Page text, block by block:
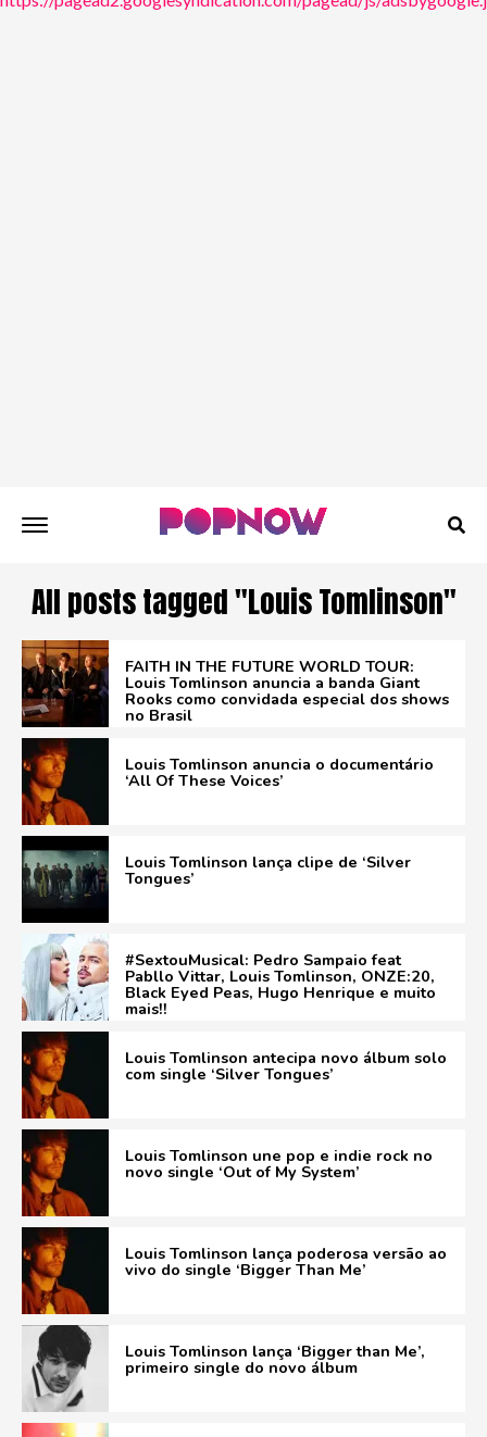
All posts tagged "Louis Tomlinson"
FAITH IN THE FUTURE WORLD TOUR:
Louis Tomlinson anuncia a banda Giant
Rooks como convidada especial dos shows
no Brasil
Louis Tomlinson anuncia o documentário
‘All Of These Voices’
Louis Tomlinson lança clipe de ‘Silver
Tongues’
#SextouMusical: Pedro Sampaio feat
Pabllo Vittar, Louis Tomlinson, ONZE:20,
Black Eyed Peas, Hugo Henrique e muito
mais!!
Louis Tomlinson antecipa novo álbum solo
com single ‘Silver Tongues’
Louis Tomlinson une pop e indie rock no
novo single ‘Out of My System’
Louis Tomlinson lança poderosa versão ao
vivo do single ‘Bigger Than Me’
Louis Tomlinson lança ‘Bigger than Me’,
primeiro single do novo álbum